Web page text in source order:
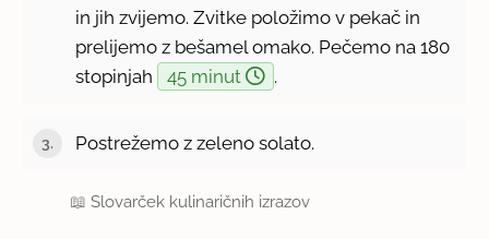
in jih zvijemo. Zvitke položimo v pekač in
prelijemo z bešamel omako. Pečemo na 180
stopinjah
45 minut .
Postrežemo z zeleno solato.
📖Slovarček kulinaričnih izrazov